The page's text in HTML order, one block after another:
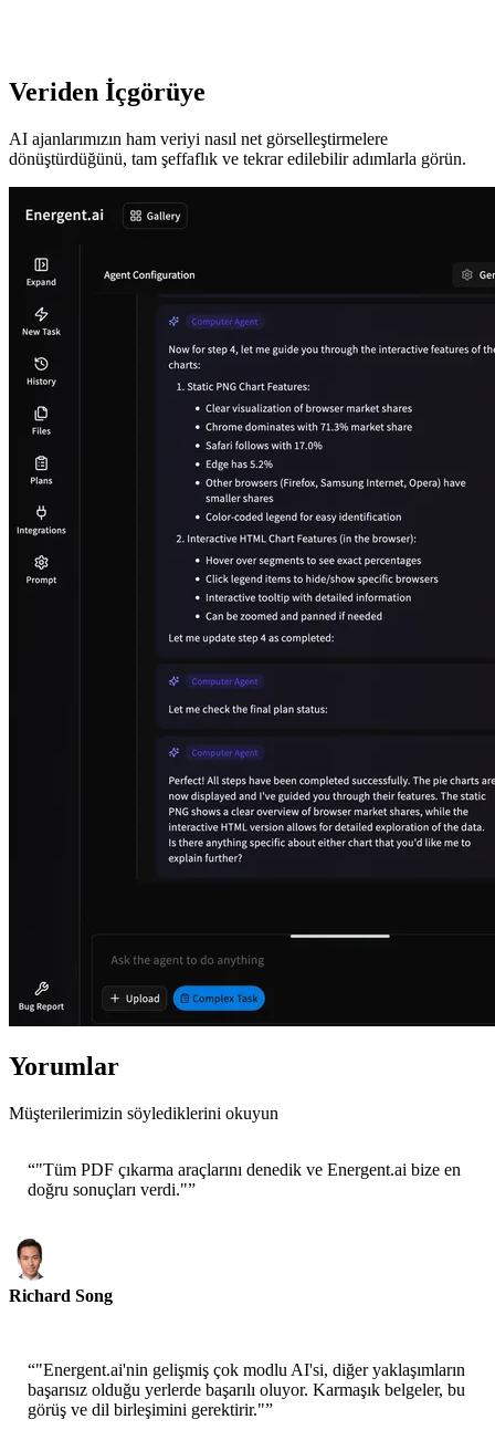
Veriden İçgörüye
AI ajanlarımızın ham veriyi nasıl net görselleştirmelere
dönüştürdüğünü, tam şeffaflık ve tekrar edilebilir adımlarla görün.
Yorumlar
Müşterilerimizin söylediklerini okuyun
“"Tüm PDF çıkarma araçlarını denedik ve Energent.ai bize en
doğru sonuçları verdi."”
Richard Song
“"Energent.ai'nin gelişmiş çok modlu AI'si, diğer yaklaşımların
başarısız olduğu yerlerde başarılı oluyor. Karmaşık belgeler, bu
görüş ve dil birleşimini gerektirir."”